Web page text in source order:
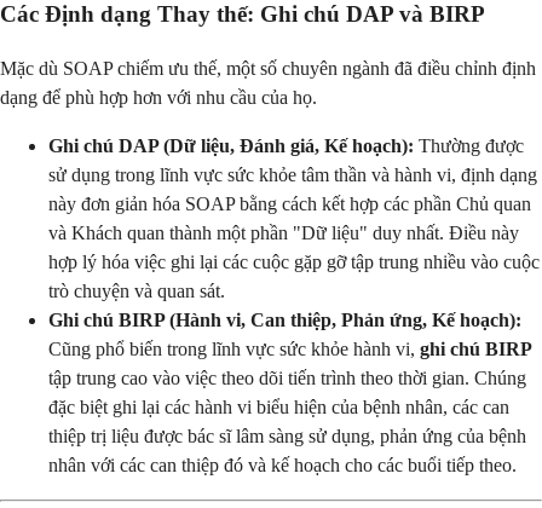
Các Định dạng Thay thế: Ghi chú DAP và BIRP
Mặc dù SOAP chiếm ưu thế, một số chuyên ngành đã điều chỉnh định
dạng để phù hợp hơn với nhu cầu của họ.
Ghi chú DAP (Dữ liệu, Đánh giá, Kế hoạch): Thường được
sử dụng trong lĩnh vực sức khỏe tâm thần và hành vi, định dạng
này đơn giản hóa SOAP bằng cách kết hợp các phần Chủ quan
và Khách quan thành một phần "Dữ liệu" duy nhất. Điều này
hợp lý hóa việc ghi lại các cuộc gặp gỡ tập trung nhiều vào cuộc
trò chuyện và quan sát.
Ghi chú BIRP (Hành vi, Can thiệp, Phản ứng, Kế hoạch):
Cũng phổ biến trong lĩnh vực sức khỏe hành vi, ghi chú BIRP
tập trung cao vào việc theo dõi tiến trình theo thời gian. Chúng
đặc biệt ghi lại các hành vi biểu hiện của bệnh nhân, các can
thiệp trị liệu được bác sĩ lâm sàng sử dụng, phản ứng của bệnh
nhân với các can thiệp đó và kế hoạch cho các buổi tiếp theo.